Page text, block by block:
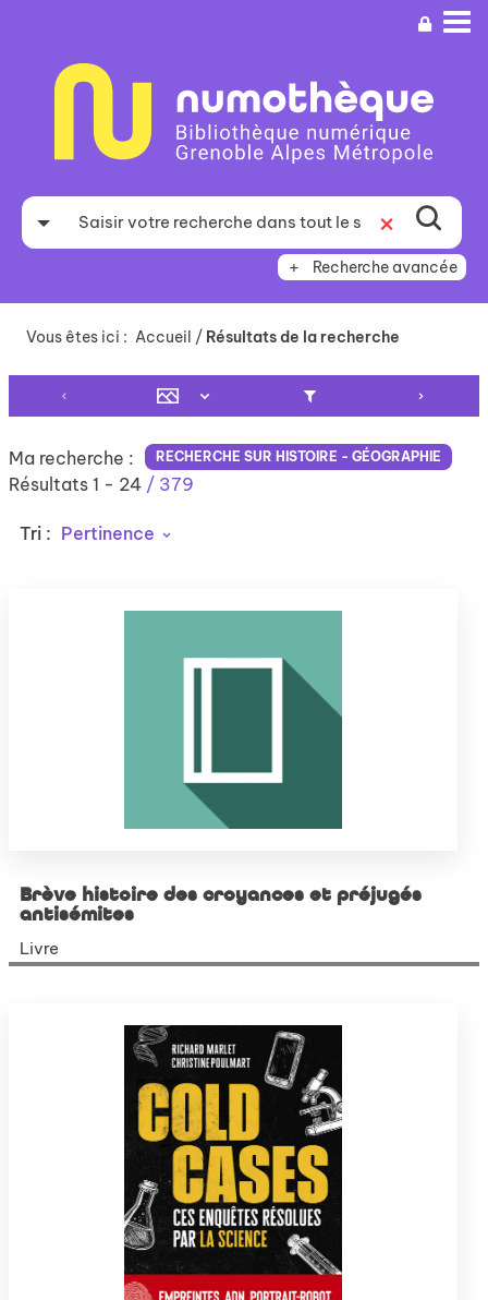
recherche
Recherche avancée
Vous êtes ici : Accueil / Résultats de la recherche
Ma recherche : RECHERCHE SUR HISTOIRE - GÉOGRAPHIE
Résultats 1 - 24 / 379
Tri : Pertinence
Brève histoire des croyances et préjugés
antisémites
Livre